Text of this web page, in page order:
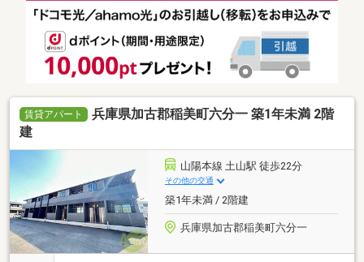
賃貸アパート
兵庫県加古郡稲美町六分一 築1年未満 2階
建
山陽本線 土山駅 徒歩22分
その他の交通
築1年未満 / 2階建
兵庫県加古郡稲美町六分一